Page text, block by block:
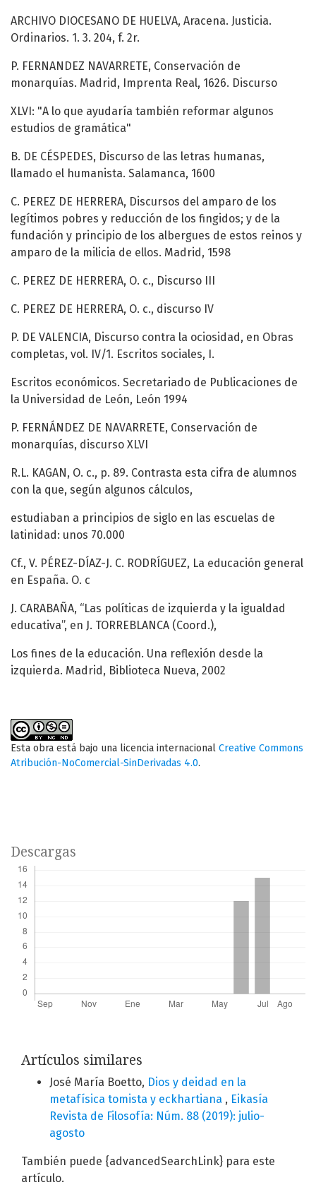
ARCHIVO DIOCESANO DE HUELVA, Aracena. Justicia.
Ordinarios. 1. 3. 204, f. 2r.
P. FERNANDEZ NAVARRETE, Conservación de
monarquías. Madrid, Imprenta Real, 1626. Discurso
XLVI: "A lo que ayudaría también reformar algunos
estudios de gramática"
B. DE CÉSPEDES, Discurso de las letras humanas,
llamado el humanista. Salamanca, 1600
C. PEREZ DE HERRERA, Discursos del amparo de los
legítimos pobres y reducción de los fingidos; y de la
fundación y principio de los albergues de estos reinos y
amparo de la milicia de ellos. Madrid, 1598
C. PEREZ DE HERRERA, O. c., Discurso III
C. PEREZ DE HERRERA, O. c., discurso IV
P. DE VALENCIA, Discurso contra la ociosidad, en Obras
completas, vol. IV/1. Escritos sociales, I.
Escritos económicos. Secretariado de Publicaciones de
la Universidad de León, León 1994
P. FERNÁNDEZ DE NAVARRETE, Conservación de
monarquías, discurso XLVI
R.L. KAGAN, O. c., p. 89. Contrasta esta cifra de alumnos
con la que, según algunos cálculos,
estudiaban a principios de siglo en las escuelas de
latinidad: unos 70.000
Cf., V. PÉREZ-DÍAZ-J. C. RODRÍGUEZ, La educación general
en España. O. c
J. CARABAÑA, “Las políticas de izquierda y la igualdad
educativa”, en J. TORREBLANCA (Coord.),
Los fines de la educación. Una reflexión desde la
izquierda. Madrid, Biblioteca Nueva, 2002
Esta obra está bajo una licencia internacional Creative Commons
Atribución-NoComercial-SinDerivadas 4.0.
Descargas
Artículos similares
José María Boetto, Dios y deidad en la
metafísica tomista y eckhartiana , Eikasía
Revista de Filosofía: Núm. 88 (2019): julio-
agosto
También puede {advancedSearchLink} para este
artículo.